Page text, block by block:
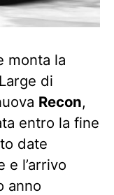
monta la
di
Recon,
entro la fine
date
e l’arrivo
anno